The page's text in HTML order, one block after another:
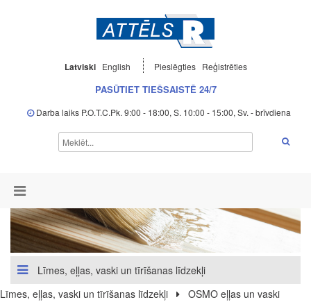
Latviski English Pieslēgties Reģistrēties
PASŪTIET TIEŠSAISTĒ 24/7
Darba laiks P.O.T.C.Pk. 9:00 - 18:00, S. 10:00 - 15:00, Sv. - brīvdiena
Līmes, eļļas, vaski un tīrīšanas līdzekļi
Līmes, eļļas, vaski un tīrīšanas līdzekļi
OSMO eļļas un vaski